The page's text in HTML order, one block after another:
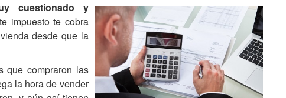
cuestionado y
impuesto te cobra
desde que la
que compraron las
la hora de vender